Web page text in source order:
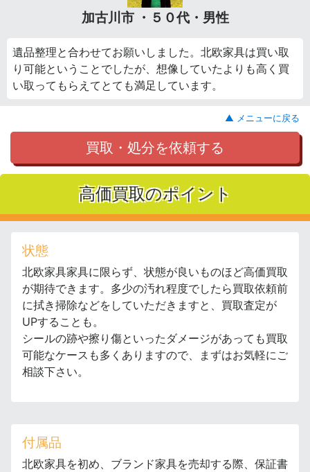
加古川市 ・５０代・男性
遺品整理と合わせてお願いしました。北欧家具は買い取
り可能ということでしたが、想像していたよりも高く買
い取ってもらえてとても満足しています。
▲ メニューに戻る
買取・処分を依頼する
高価買取のポイント
状態
北欧家具家具に限らず、状態が良いものほど高価買取
が期待できます。多少の汚れ程度でしたら買取依頼前
に拭き掃除などをしていただきますと、買取査定が
UPすることも。
シールの跡や擦り傷といったダメージがあっても買取
可能なケースも多くありますので、まずはお気軽にご
相談下さい。
付属品
北欧家具を初め、ブランド家具を売却する際、保証書